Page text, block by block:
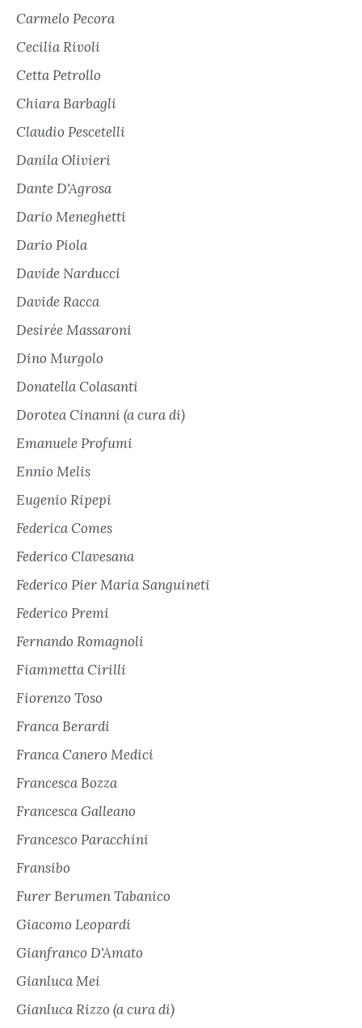
Carmelo Pecora
Cecilia Rivoli
Cetta Petrollo
Chiara Barbagli
Claudio Pescetelli
Danila Olivieri
Dante D'Agrosa
Dario Meneghetti
Dario Piola
Davide Narducci
Davide Racca
Desirée Massaroni
Dino Murgolo
Donatella Colasanti
Dorotea Cinanni (a cura di)
Emanuele Profumi
Ennio Melis
Eugenio Ripepi
Federica Comes
Federico Clavesana
Federico Pier Maria Sanguineti
Federico Premi
Fernando Romagnoli
Fiammetta Cirilli
Fiorenzo Toso
Franca Berardi
Franca Canero Medici
Francesca Bozza
Francesca Galleano
Francesco Paracchini
Fransibo
Furer Berumen Tabanico
Giacomo Leopardi
Gianfranco D'Amato
Gianluca Mei
Gianluca Rizzo (a cura di)